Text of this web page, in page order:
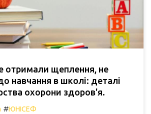
отримали щеплення, не
навчання в школі: деталі
охорони здоров'я.
#ЮНІСЕФ